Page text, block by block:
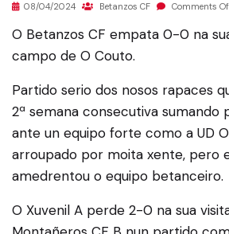
08/04/2024 Betanzos CF Comments
O Betanzos CF empata 0-0 na
campo de O Couto.
Partido serio dos nosos rapaces
2ª semana consecutiva sumando
ante un equipo forte como a UD
arroupado por moita xente, pero
amedrentou o equipo betanceiro.
O Xuvenil A perde 2-0 na sua